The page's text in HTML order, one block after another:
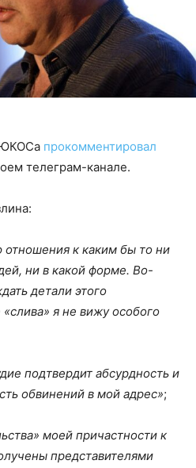
прокомментировал
телеграм-канале.
к каким бы то ни
ни в какой форме. Во-
детали этого
я не вижу особого
подтвердит абсурдность и
обвинений в мой адрес»;
моей причастности к
представителями